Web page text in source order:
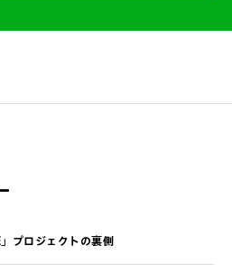
プロジェクトの裏側